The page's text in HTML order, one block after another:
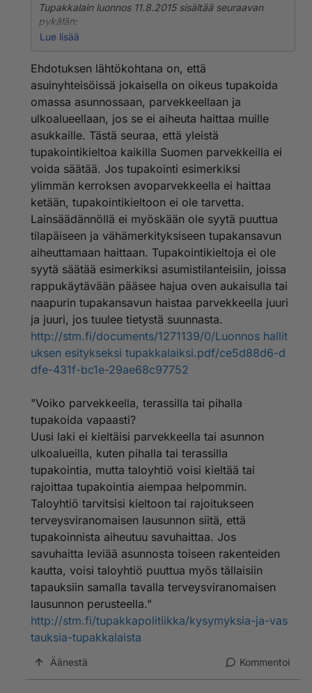
Tupakkalain luonnos 11.8.2015 sisältää seuraavan
pykälän:
Tupakoida ei saa asunto-osakeyhtiön tai muun
asuinyhteisön yhteisissä ja yleisissä sisätiloissa eikä
perhepäivähoidon sisätiloissa perhepäivähoidon
aikana.
Asunto-osakeyhtiö tai muu asuinyhteisö saa
päätöksellään kieltää tupakoinnin hallitsemissaan
yhteisissä ulkotiloissa rakennuksen ilmanottoaukkojen
läheisyydessä, lasten leikkialueella ja yhteisillä
parvekkeilla.
Asunto-osakeyhtiö tai muu asuinyhteisö saa lisäksi
päätöksellään kieltää tupakoinnin huoneistoon
kuuluvalla parvekkeella, huoneiston käytössä olevassa
ulkotilassa tai huoneiston sisätilassa, jos kunnan
terveydensuojeluviranomainen toteaa, että tilasta voi
sen rakenteiden ja muiden olosuhteiden vuoksi
muutoin kuin poikkeuksellisesti kulkeutua
tupakansavua toiselle parvekkeelle, toiseen
huoneistoon kuuluvan ulkotilan oleskelualueelle tai
toisen huoneiston sisätiloihin.
vain, jos savun kulkeutumista ei voida rakenteiden
korjaamisella tai muuttamisella kohtuudella ehkäistä ja
huoneiston haltijalle on ennen kieltoa varattu
mahdollisuus ehkäistä savun kulkeutuminen omilla
toimenpiteillään. Asuinhuoneiston sisätilaa koskeva
tupakointikielto ei koske sähkösavukkeen käyttämistä.
Lue lisää
Ehdotuksen lähtökohtana on, että
asuinyhteisöissä jokaisella on oikeus tupakoida
omassa asunnossaan, parvekkeellaan ja
ulkoalueellaan, jos se ei aiheuta haittaa muille
asukkaille. Tästä seuraa, että yleistä
tupakointikieltoa kaikilla Suomen parvekkeilla ei
voida säätää. Jos tupakointi esimerkiksi
ylimmän kerroksen avoparvekkeella ei haittaa
ketään, tupakointikieltoon ei ole tarvetta.
Lainsäädännöllä ei myöskään ole syytä puuttua
tilapäiseen ja vähämerkityksiseen tupakansavun
aiheuttamaan haittaan. Tupakointikieltoja ei ole
syytä säätää esimerkiksi asumistilanteisiin, joissa
rappukäytävään pääsee hajua oven aukaisulla tai
naapurin tupakansavun haistaa parvekkeella juuri
ja juuri, jos tuulee tietystä suunnasta.
http://stm.fi/documents/1271139/0/Luonnos hallit
uksen esitykseksi tupakkalaiksi.pdf/ce5d88d6-d
dfe-431f-bc1e-29ae68c97752
"Voiko parvekkeella, terassilla tai pihalla
tupakoida vapaasti?
Uusi laki ei kieltäisi parvekkeella tai asunnon
ulkoalueilla, kuten pihalla tai terassilla
tupakointia, mutta taloyhtiö voisi kieltää tai
rajoittaa tupakointia aiempaa helpommin.
Taloyhtiö tarvitsisi kieltoon tai rajoitukseen
terveysviranomaisen lausunnon siitä, että
tupakoinnista aiheutuu savuhaittaa. Jos
savuhaitta leviää asunnosta toiseen rakenteiden
kautta, voisi taloyhtiö puuttua myös tällaisiin
tapauksiin samalla tavalla terveysviranomaisen
lausunnon perusteella."
http://stm.fi/tupakkapolitiikka/kysymyksia-ja-vas
tauksia-tupakkalaista
Äänestä Kommentoi